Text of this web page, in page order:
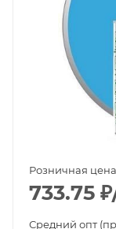
Розничная
733.75 ₽
Средний опт